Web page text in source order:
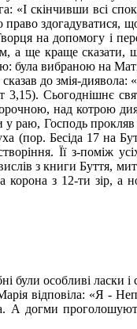
скінчивши всі
здогадуватися,
на допомогу і
а ще краще
була вибраною на
до змія-
3,15). Сьогоднішнє
над котрою
у раю, Господь
(пор. Бесіда 17 на
Її з-поміж
з книги Буття,
з 12-ти зір, а
були особливі ласки
відповіла: «Я -
догми